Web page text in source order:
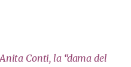
Anita Conti, la “dama del